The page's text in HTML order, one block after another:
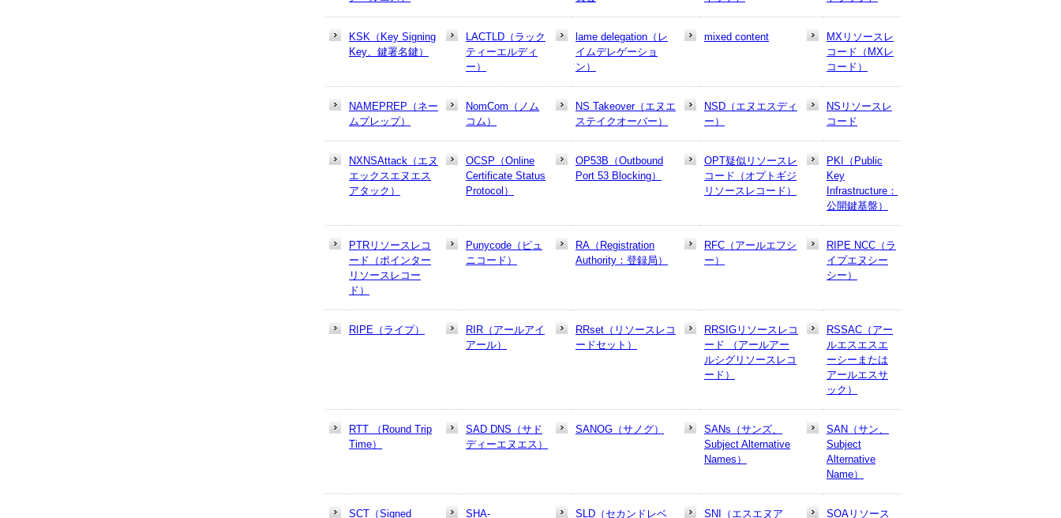
KSK（Key Signing
Key、鍵署名鍵）
LACTLD（ラック
ティーエルディ
ー）
lame delegation（レ
イムデレゲーショ
ン）
mixed content
MXリソースレ
コード（MXレ
コード）
NAMEPREP（ネー
ムプレップ）
NomCom（ノム
コム）
NS Takeover（エヌエ
ステイクオーバー）
NSD（エヌエスディ
ー）
NSリソースレ
コード
NXNSAttack（エヌ
エックスエヌエス
アタック）
OCSP（Online
Certificate Status
Protocol）
OP53B（Outbound
Port 53 Blocking）
OPT疑似リソースレ
コード（オプトギジ
リソースレコード）
PKI（Public
Key
Infrastructure：
公開鍵基盤）
PTRリソースレコ
ード（ポインター
リソースレコー
ド）
Punycode（ピュ
ニコード）
RA（Registration
Authority：登録局）
RFC（アールエフシ
ー）
RIPE NCC（ラ
イプエヌシー
シー）
RIPE（ライプ）
RIR（アールアイ
アール）
RRset（リソースレコ
ードセット）
RRSIGリソースレコ
ード （アールアー
ルシグリソースレコ
ード）
RSSAC（アー
ルエスエスエ
ーシーまたは
アールエスサ
ック）
RTT （Round Trip
Time）
SAD DNS（サド
ディーエヌエス）
SANOG（サノグ）
SANs（サンズ、
Subject Alternative
Names）
SAN（サン、
Subject
Alternative
Name）
SCT（Signed SHA- SLD（セカンドレベ SNI（エスエヌア SOAリソース